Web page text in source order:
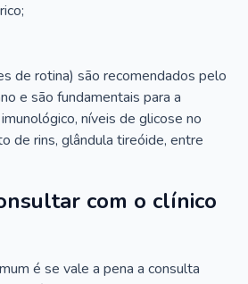
de rotina) são recomendados pelo
e são fundamentais para a
níveis de glicose no
de rins, glândula tireóide, entre
com o clínico
é se vale a pena a consulta